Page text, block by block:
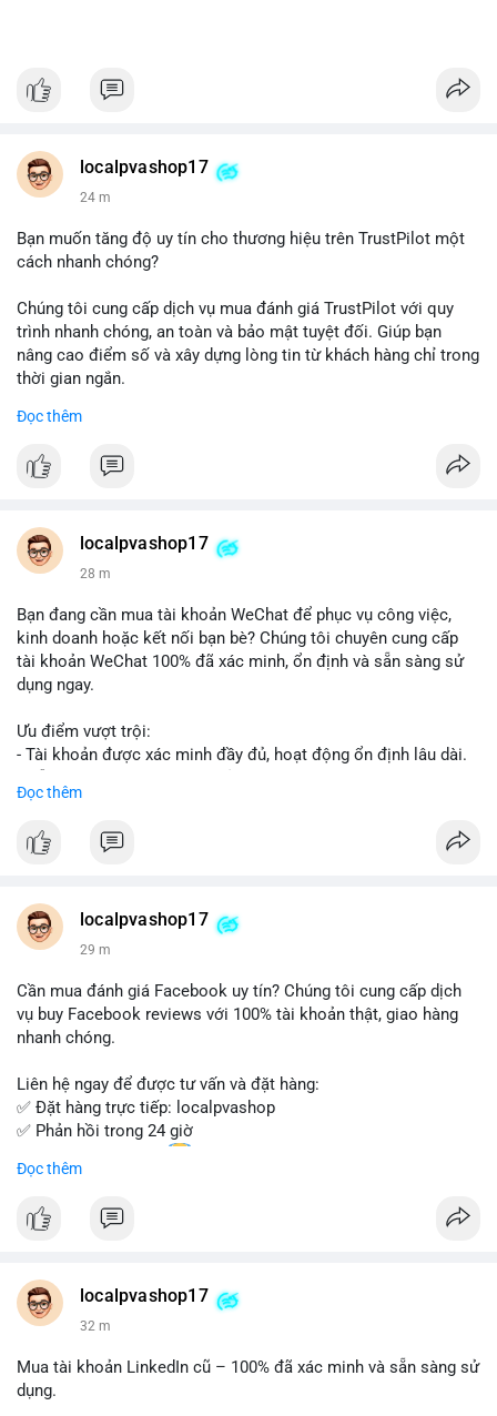
localpvashop17
24 m
Bạn muốn tăng độ uy tín cho thương hiệu trên TrustPilot một
cách nhanh chóng?
Chúng tôi cung cấp dịch vụ mua đánh giá TrustPilot với quy
trình nhanh chóng, an toàn và bảo mật tuyệt đối. Giúp bạn
nâng cao điểm số và xây dựng lòng tin từ khách hàng chỉ trong
thời gian ngắn.
Đặt hàng ngay hôm nay để nhận ưu đãi:
👉 Order tại: localpvashop
👉 Telegram: @localpvashop
👉 Email: localpvashop@gmail.com
Đừng bỏ lỡ cơ hội cải thiện danh tiếng trực tuyến của bạn một
cách hiệu quả!
Đọc thêm
localpvashop17
28 m
Bạn đang cần mua tài khoản WeChat để phục vụ công việc,
kinh doanh hoặc kết nối bạn bè? Chúng tôi chuyên cung cấp
tài khoản WeChat 100% đã xác minh, ổn định và sẵn sàng sử
dụng ngay.
Ưu điểm vượt trội:
- Tài khoản được xác minh đầy đủ, hoạt động ổn định lâu dài.
- Giao dịch an toàn, bảo mật thông tin.
Đặt hàng ngay hôm nay để nhận ưu đãi tốt nhất!
- WhatsApp: +1 (66
215-8938
- Telegram: @localpvashop
Đừng bỏ lỡ cơ hội sở hữu tài khoản WeChat chất lượng với giá
tốt. Liên hệ ngay!
Đọc thêm
localpvashop17
29 m
Cần mua đánh giá Facebook uy tín? Chúng tôi cung cấp dịch
vụ buy Facebook reviews với 100% tài khoản thật, giao hàng
nhanh chóng.
Liên hệ ngay để được tư vấn và đặt hàng:
✅ Đặt hàng trực tiếp: localpvashop
✅ Phản hồi trong 24 giờ
✅ WhatsApp: +1 (66
✅ Telegram: @localpvashop
✅ Email: localpvashop@gmail.com
Đọc thêm
localpvashop17
32 m
Mua tài khoản LinkedIn cũ – 100% đã xác minh và sẵn sàng sử
dụng.